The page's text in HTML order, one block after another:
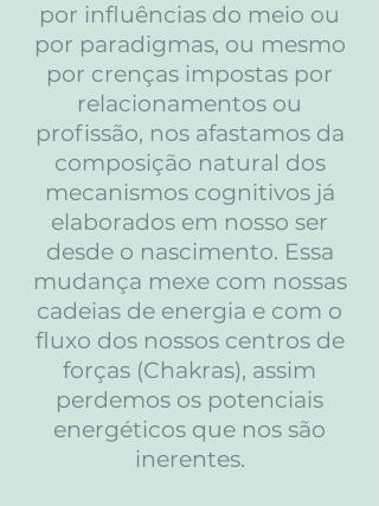
por influências do meio ou
por paradigmas, ou mesmo
por crenças impostas por
relacionamentos ou
profissão, nos afastamos da
composição natural dos
mecanismos cognitivos já
elaborados em nosso ser
desde o nascimento. Essa
mudança mexe com nossas
cadeias de energia e com o
fluxo dos nossos centros de
forças (Chakras), assim
perdemos os potenciais
energéticos que nos são
inerentes.